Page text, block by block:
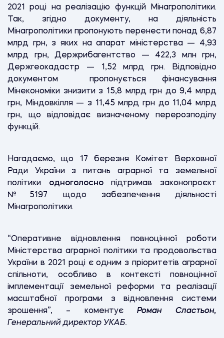
2021 році на реалізацію функцій Мінагрополітики.
Так, згідно документу, на діяльність
Мінагрополітики пропонують перенести понад 6,87
млрд грн, з яких на апарат міністерства — 4,93
млрд грн, Держрибагентство — 422,3 млн грн,
Держгеокадастр — 1,52 млрд грн. Відповідно
документом пропонується фінансування
Мінекономіки знизити з 15,8 млрд грн до 9,4 млрд
грн, Міндовкілля — з 11,45 млрд грн до 11,04 млрд
грн, що відповідає визначеному перерозподілу
функцій.
Нагадаємо, що 17 березня
Комітет Верховної
Ради України з питань аграрної та земельної
політики одноголоснопідтримав законопроєкт
№5197 щодо забезпечення діяльності
Мінагрополітики.
“Оперативне відновлення повноцінної роботи
Міністерства аграрної політики та продовольства
України в 2021 році є одним з пріоритетів аграрної
спільноти, особливо в контексті повноцінної
імплементації земельної реформи та реалізації
масштабної програми з відновлення системи
зрошення”, – коментує Роман Сластьон,
Генеральний директор УКАБ.